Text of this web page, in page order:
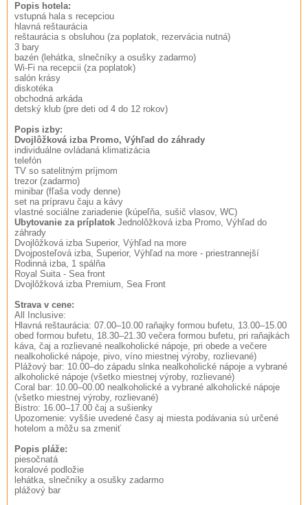
Popis hotela:
vstupná hala s recepciou
hlavná reštaurácia
reštaurácia s obsluhou (za poplatok, rezervácia nutná)
3 bary
bazén (lehátka, slnečníky a osušky zadarmo)
Wi-Fi na recepcii (za poplatok)
salón krásy
diskotéka
obchodná arkáda
detský klub (pre deti od 4 do 12 rokov)
Popis izby:
Dvojlôžková izba Promo, Výhľad do záhrady
individuálne ovládaná klimatizácia
telefón
TV so satelitným príjmom
trezor (zadarmo)
minibar (fľaša vody denne)
set na prípravu čaju a kávy
vlastné sociálne zariadenie (kúpeľňa, sušič vlasov, WC)
Ubytovanie za príplatok Jednolôžková izba Promo, Výhľad do
záhrady
Dvojlôžková izba Superior, Výhľad na more
Dvojposteľová izba, Superior, Výhľad na more - priestrannejší
Rodinná izba, 1 spálňa
Royal Suita - Sea front
Dvojlôžková izba Premium, Sea Front
Strava v cene:
All Inclusive:
Hlavná reštaurácia: 07.00–10.00 raňajky formou bufetu, 13.00–15.00
obed formou bufetu, 18.30–21.30 večera formou bufetu, pri raňajkách
káva, čaj a rozlievané nealkoholické nápoje, pri obede a večere
nealkoholické nápoje, pivo, víno miestnej výroby, rozlievané)
Plážový bar: 10.00–do západu slnka nealkoholické nápoje a vybrané
alkoholické nápoje (všetko miestnej výroby, rozlievané)
Coral bar: 10.00–00.00 nealkoholické a vybrané alkoholické nápoje
(všetko miestnej výroby, rozlievané)
Bistro: 16.00–17.00 čaj a sušienky
Upozornenie: vyššie uvedené časy aj miesta podávania sú určené
hotelom a môžu sa zmeniť
Popis pláže:
piesočnatá
koralové podložie
lehátka, slnečníky a osušky zadarmo
plážový bar